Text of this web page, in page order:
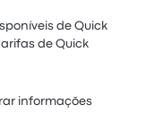
de Quick
de Quick
informações